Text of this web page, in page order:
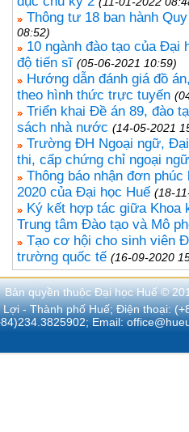
Thông tư 18 ban hành
08:52)
10 ngành đào tạo của Đại
độ tiến sĩ (05-06-2021 10:59)
Hướng dẫn đánh giá đồ
theo hình thức trực tuyến
Triển khai Đề án 89, đào
sách nhà nước (14-05-2021
Trường ĐH Ngoại ngữ,
thi, cấp chứng chỉ ngoại
Thông báo nhận đơn
2020 của Đại học Huế (18-
Ký kết hợp tác giữa Khoa
Trung tâm Đào tạo và Mô
Tạo cơ hội cho sinh viên
trường quốc tế (16-09-2020
Bản quyền thuộc Đại học Huế ©
- Thành phố Huế; Điện thoại:
Email: